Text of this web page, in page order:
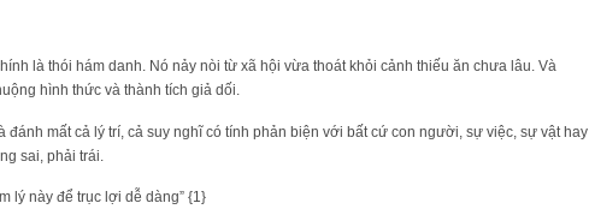
là thói hám danh. Nó nảy nòi từ xã hội vừa thoát khỏi cảnh thiếu ăn chưa lâu. Và
hình thức và thành tích giả dối.
mất cả lý trí, cả suy nghĩ có tính phản biện với bất cứ con người, sự việc, sự vật hay
sai, phải trái.
lý này để trục lợi dễ dàng” {1}